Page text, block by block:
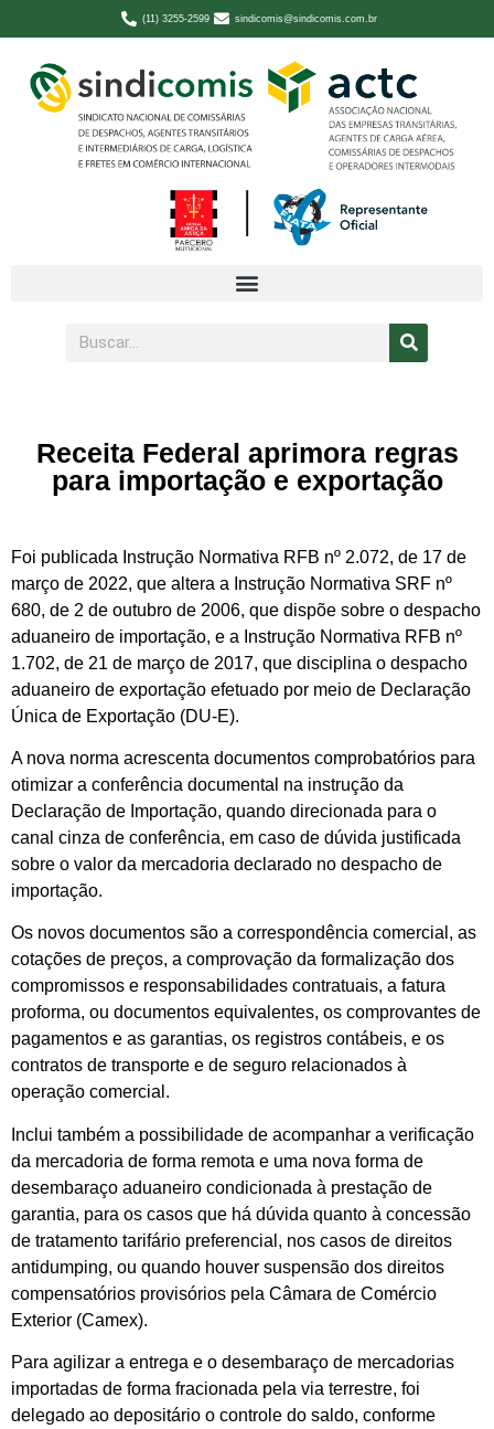
(11) 3255-2599 sindicomis@sindicomis.com.br
Receita Federal aprimora regras
para importação e exportação
Foi publicada Instrução Normativa RFB nº 2.072, de 17 de
março de 2022, que altera a Instrução Normativa SRF nº
680, de 2 de outubro de 2006, que dispõe sobre o despacho
aduaneiro de importação, e a Instrução Normativa RFB nº
1.702, de 21 de março de 2017, que disciplina o despacho
aduaneiro de exportação efetuado por meio de Declaração
Única de Exportação (DU-E).
A nova norma acrescenta documentos comprobatórios para
otimizar a conferência documental na instrução da
Declaração de Importação, quando direcionada para o
canal cinza de conferência, em caso de dúvida justificada
sobre o valor da mercadoria declarado no despacho de
importação.
Os novos documentos são a correspondência comercial, as
cotações de preços, a comprovação da formalização dos
compromissos e responsabilidades contratuais, a fatura
proforma, ou documentos equivalentes, os comprovantes de
pagamentos e as garantias, os registros contábeis, e os
contratos de transporte e de seguro relacionados à
operação comercial.
Inclui também a possibilidade de acompanhar a verificação
da mercadoria de forma remota e uma nova forma de
desembaraço aduaneiro condicionada à prestação de
garantia, para os casos que há dúvida quanto à concessão
de tratamento tarifário preferencial, nos casos de direitos
antidumping, ou quando houver suspensão dos direitos
compensatórios provisórios pela Câmara de Comércio
Exterior (Camex).
Para agilizar a entrega e o desembaraço de mercadorias
importadas de forma fracionada pela via terrestre, foi
delegado ao depositário o controle do saldo, conforme